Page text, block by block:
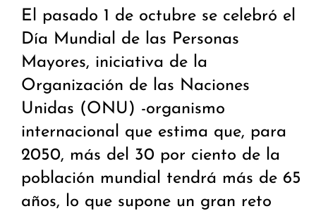
El pasado 1 de octubre se celebró el
Día Mundial de las Personas
Mayores, iniciativa de la
Organización de las Naciones
Unidas (ONU) -organismo
internacional que estima que, para
2050, más del 30 por ciento de la
población mundial tendrá más de 65
años, lo que supone un gran reto